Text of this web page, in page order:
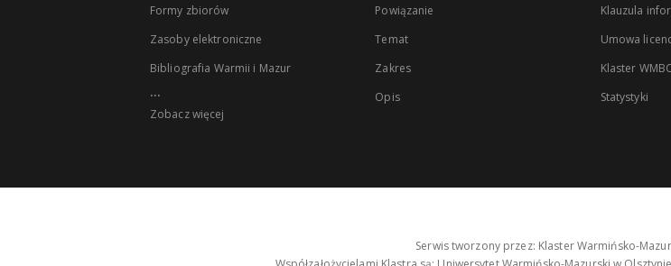
Formy zbiorów
Zasoby elektroniczne
Bibliografia Warmii i Mazur
...
Zobacz więcej
Powiązanie
Temat
Zakres
Opis
Klauzula
Umowa
Klaster WMBC
Statystyki
Serwis tworzony przez: Klaster Warmińsko-